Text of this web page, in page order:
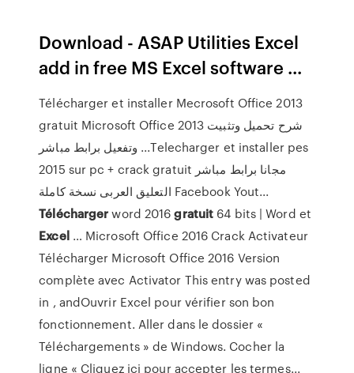
Download - ASAP Utilities Excel
add in free MS Excel software ...
Télécharger et installer Mecrosoft Office 2013
gratuit Microsoft Office 2013 شرح تحميل وتثبيت
وتفعيل برابط مباشر ...Telecharger et installer pes
2015 sur pc + crack gratuit مجانا برابط مباشر
التعليق العربى نسخة كاملة Facebook Yout...
Téléchargerword 2016gratuit 64 bits | Word et
Excel… Microsoft Office 2016 Crack Activateur
Télécharger Microsoft Office 2016 Version
complète avec Activator This entry was posted
in , andOuvrir Excel pour vérifier son bon
fonctionnement. Aller dans le dossier «
Téléchargements » de Windows. Cocher la
ligne « Cliquez ici pour accepter les termes...